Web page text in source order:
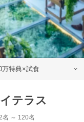
万特典×試食
テラス
名 ～ 120名